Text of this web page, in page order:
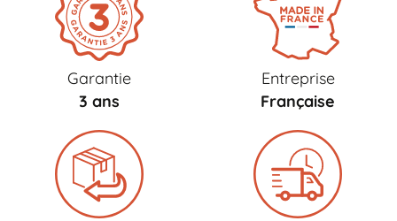
Garantie
3 ans
Entreprise
Française